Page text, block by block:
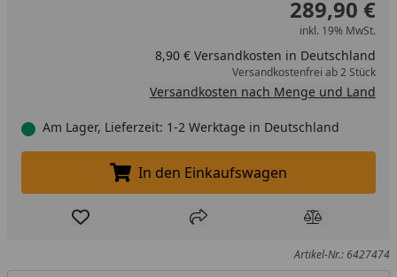
289,90 €
inkl. 19% MwSt.
8,90 € Versandkosten in Deutschland
Versandkostenfrei ab 2 Stück
Versandkosten nach Menge und Land
Am Lager, Lieferzeit: 1-2 Werktage in Deutschland
In den Einkaufswagen legen
In den Einkaufswagen
Produkt zur Wunschliste hinzufügen
Teilen Produkt
Artikel-Nr.: 6427474